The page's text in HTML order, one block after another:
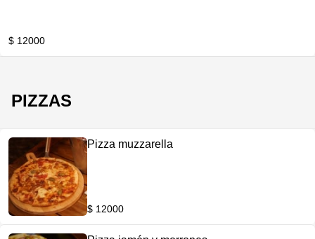
$ 12000
PIZZAS
Pizza muzzarella
$ 12000